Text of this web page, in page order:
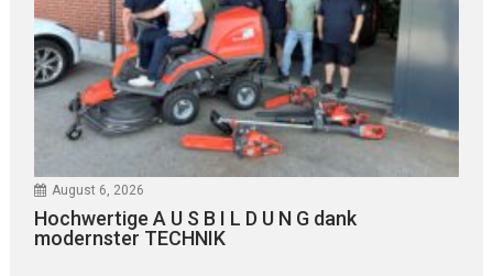
August 6, 2026
Hochwertige A U S B I L D U N G dank
modernster TECHNIK